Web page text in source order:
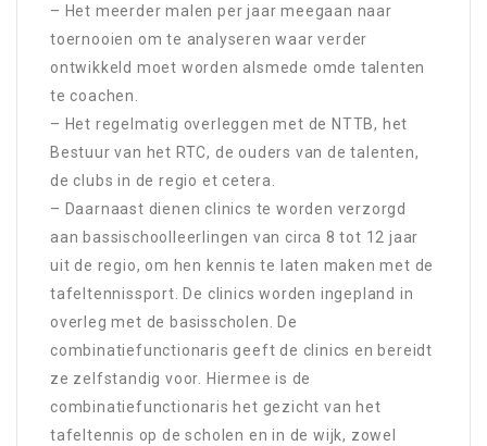
– Het meerder malen per jaar meegaan naar
toernooien om te analyseren waar verder
ontwikkeld moet worden alsmede omde talenten
te coachen.
– Het regelmatig overleggen met de NTTB, het
Bestuur van het RTC, de ouders van de talenten,
de clubs in de regio et cetera.
– Daarnaast dienen clinics te worden verzorgd
aan bassischoolleerlingen van circa 8 tot 12 jaar
uit de regio, om hen kennis te laten maken met de
tafeltennissport. De clinics worden ingepland in
overleg met de basisscholen. De
combinatiefunctionaris geeft de clinics en bereidt
ze zelfstandig voor. Hiermee is de
combinatiefunctionaris het gezicht van het
tafeltennis op de scholen en in de wijk, zowel